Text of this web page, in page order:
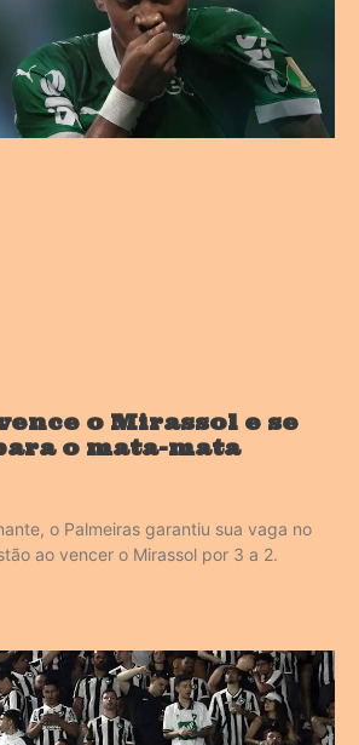
o Mirassol e se
o mata-mata
o Palmeiras garantiu sua vaga no
ao vencer o Mirassol por 3 a 2.